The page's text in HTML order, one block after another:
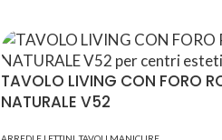
TAVOLO LIVING CON FORO
NATURALE V52